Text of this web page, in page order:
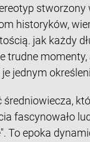
stworzony
historyków,
jak każdy
trudne momenty,
jednym
fascynowało
To epoka